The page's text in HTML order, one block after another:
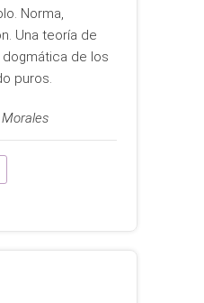
Norma,
Una teoría de
dogmática de los
puros.